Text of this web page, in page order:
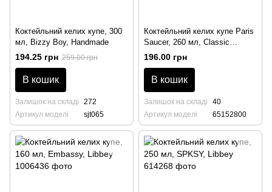
Коктейльний келих купе, 300
мл, Bizzy Boy, Handmade
194.25 грн 259.00 грн
В кошик
Залишок на складі
272
Артикул моделі
sjt065
Коктейльний келих купе Paris
Saucer, 260 мл, Classic
Cocktails, Rona
196.00 грн
В кошик
Залишок на складі
40
Артикул моделі
65152800